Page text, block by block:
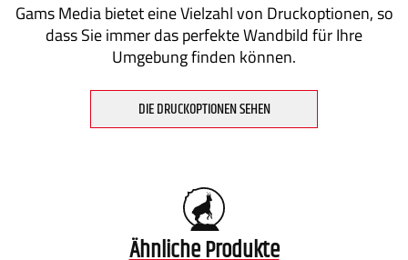
Gams Media bietet eine Vielzahl von Druckoptionen, so
dass Sie immer das perfekte Wandbild für Ihre
Umgebung finden können.
DIE DRUCKOPTIONEN SEHEN
Ähnliche Produkte